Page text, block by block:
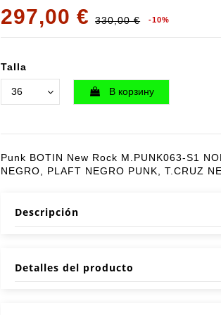
297,00 € 330,00 € -10%
Talla
В корзину
Punk BOTIN New Rock M.PUNK063-S1
NEGRO, PLAFT NEGRO PUNK, T.CRUZ
Descripción
Detalles del producto